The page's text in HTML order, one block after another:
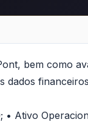
bem como
dados
Ativo